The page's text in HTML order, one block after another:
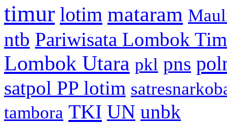
timur lotim mataram
ntb Pariwisata Lombok
Lombok Utara pkl pns
satpol PP lotim
tambora TKI UN unbk